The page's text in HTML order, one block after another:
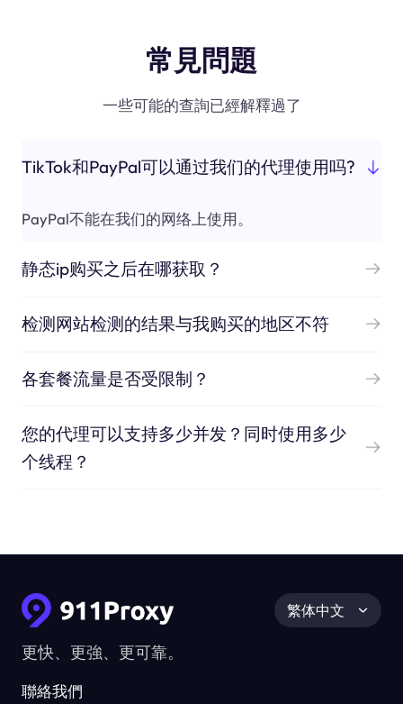
常見問題
一些可能的查詢已經解釋過了
TikTok和PayPal可以通过我们的代理使用吗?
PayPal不能在我们的网络上使用。
静态ip购买之后在哪获取？
检测网站检测的结果与我购买的地区不符
各套餐流量是否受限制？
您的代理可以支持多少并发？同时使用多少
个线程？
更快、更強、更可靠。
聯絡我們
繁体中文